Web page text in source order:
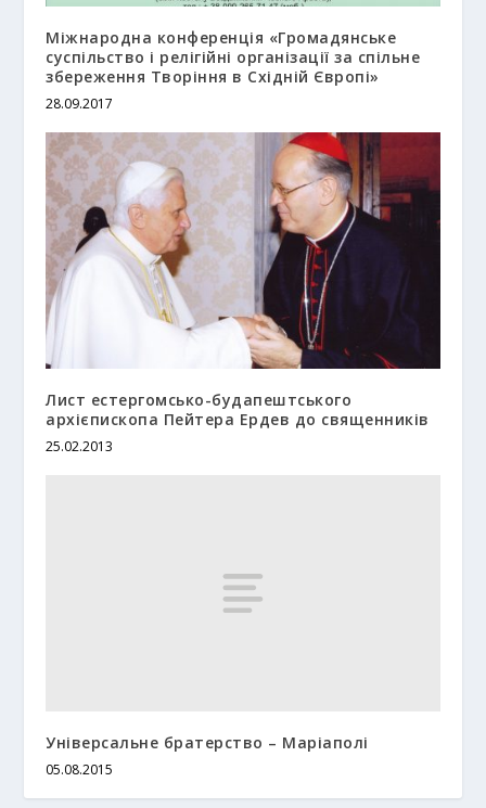
Міжнародна конференція «Громадянське
суспільство і релігійні організації за спільне
збереження Творіння в Східній Європі»
28.09.2017
Лист естергомсько-будапештського
архієпископа Пейтера Ердев до священників
25.02.2013
Універсальне братерство – Маріаполі
05.08.2015